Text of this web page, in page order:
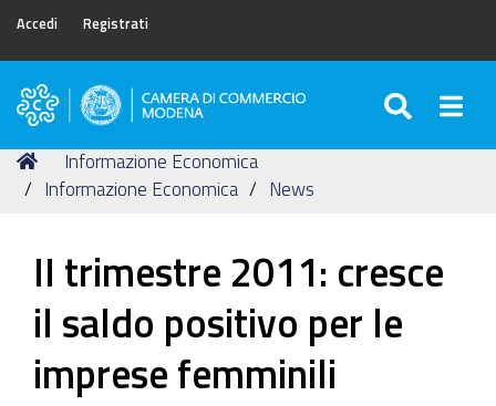
Accedi Registrati
Camera
Commercio
di
Tu
sei
Home
Informazione Economica
Informazione Economica
News
II trimestre 2011: cresce
il saldo positivo per le
imprese femminili